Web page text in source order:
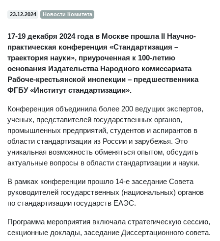
23.12.2024 Новости Комитета
17-19 декабря 2024 года в Москве прошла II Научно-
практическая конференция «Стандартизация –
траектория науки», приуроченная к 100-летию
основания Издательства Народного комиссариата
Рабоче-крестьянской инспекции – предшественника
ФГБУ «Институт стандартизации».
Конференция объединила более 200 ведущих экспертов,
ученых, представителей государственных органов,
промышленных предприятий, студентов и аспирантов в
области стандартизации из России и зарубежья. Это
уникальная возможность обменяться опытом, обсудить
актуальные вопросы в области стандартизации и науки.
В рамках конференции прошло 14-е заседание Совета
руководителей государственных (национальных) органов
по стандартизации государств ЕАЭС.
Программа мероприятия включала стратегическую сессию,
секционные доклады, заседание Диссертационного совета.